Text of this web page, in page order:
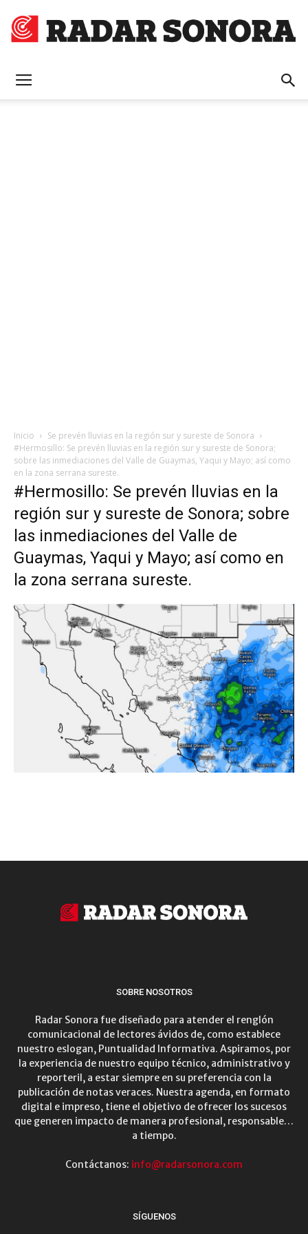
Inicio
Se prevén lluvias en la región sur y sureste de Sonora
#Hermosillo: Se prevén lluvias en la región sur y sureste de Sonora;
sobre las inmediaciones del Valle de Guaymas, Yaqui y Mayo; así como
en la zona serrana sureste.
#Hermosillo: Se prevén lluvias en la
región sur y sureste de Sonora; sobre
las inmediaciones del Valle de
Guaymas, Yaqui y Mayo; así como en
la zona serrana sureste.
SOBRE NOSOTROS
Radar Sonora fue diseñado para atender el renglón
comunicacional de lectores ávidos de, como establece
nuestro eslogan, Puntualidad Informativa. Aspiramos, por
la experiencia de nuestro equipo técnico, administrativo y
reporteril, a estar siempre en su preferencia con la
publicación de notas veraces. Nuestra agenda, en formato
digital e impreso, tiene el objetivo de ofrecer los sucesos
que generen impacto de manera profesional, responsable…
a tiempo.
Contáctanos: info@radarsonora.com
SÍGUENOS